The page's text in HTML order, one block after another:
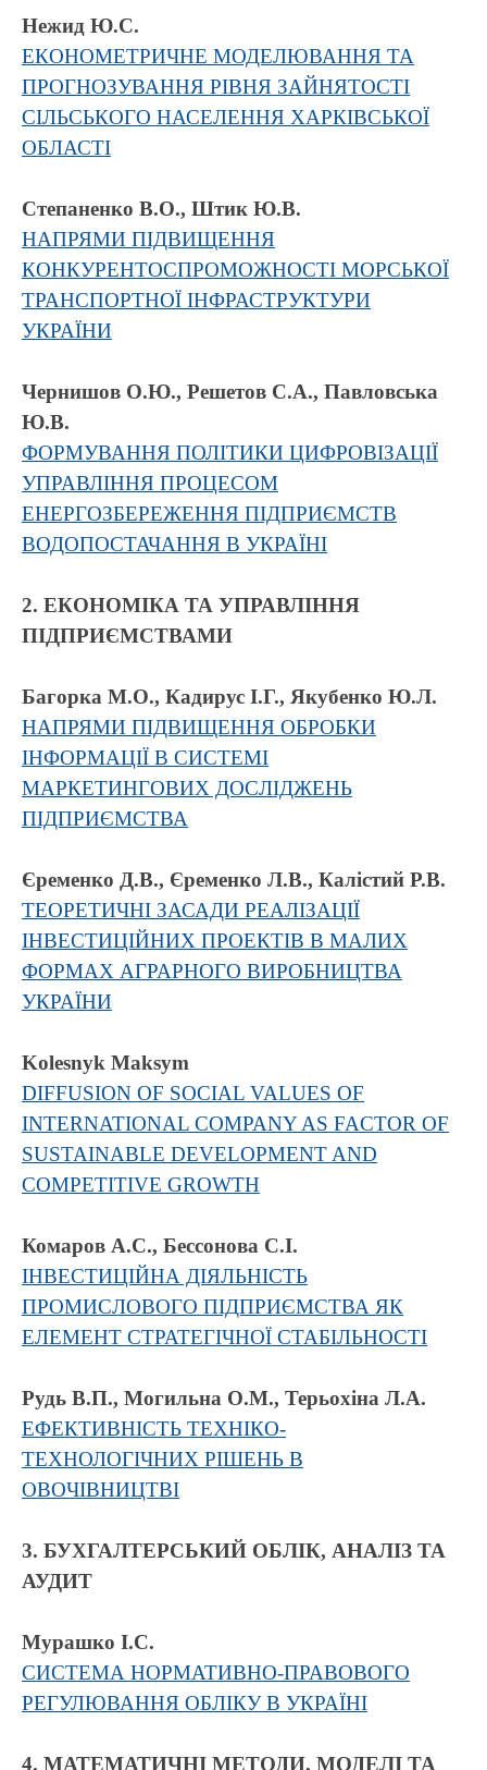
Нежид Ю.С.
ЕКОНОМЕТРИЧНЕ МОДЕЛЮВАННЯ ТА
ПРОГНОЗУВАННЯ РІВНЯ ЗАЙНЯТОСТІ
СІЛЬСЬКОГО НАСЕЛЕННЯ ХАРКІВСЬКОЇ
ОБЛАСТІ
Степаненко В.О., Штик Ю.В.
НАПРЯМИ ПІДВИЩЕННЯ
КОНКУРЕНТОСПРОМОЖНОСТІ МОРСЬКОЇ
ТРАНСПОРТНОЇ ІНФРАСТРУКТУРИ
УКРАЇНИ
Чернишов О.Ю., Решетов С.А., Павловська
Ю.В.
ФОРМУВАННЯ ПОЛІТИКИ ЦИФРОВІЗАЦІЇ
УПРАВЛІННЯ ПРОЦЕСОМ
ЕНЕРГОЗБЕРЕЖЕННЯ ПІДПРИЄМСТВ
ВОДОПОСТАЧАННЯ В УКРАЇНІ
2. ЕКОНОМІКА ТА УПРАВЛІННЯ
ПІДПРИЄМСТВАМИ
Багорка М.О., Кадирус І.Г., Якубенко Ю.Л.
НАПРЯМИ ПІДВИЩЕННЯ ОБРОБКИ
ІНФОРМАЦІЇ В СИСТЕМІ
МАРКЕТИНГОВИХ ДОСЛІДЖЕНЬ
ПІДПРИЄМСТВА
Єременко Д.В., Єременко Л.В., Калістий Р.В.
ТЕОРЕТИЧНІ ЗАСАДИ РЕАЛІЗАЦІЇ
ІНВЕСТИЦІЙНИХ ПРОЕКТІВ В МАЛИХ
ФОРМАХ АГРАРНОГО ВИРОБНИЦТВА
УКРАЇНИ
Kolesnyk Maksym
DIFFUSION OF SOCIAL VALUES OF
INTERNATIONAL COMPANY AS FACTOR OF
SUSTAINABLE DEVELOPMENT AND
COMPETITIVE GROWTH
Комаров А.С., Бессонова С.І.
ІНВЕСТИЦІЙНА ДІЯЛЬНІСТЬ
ПРОМИСЛОВОГО ПІДПРИЄМСТВА ЯК
ЕЛЕМЕНТ СТРАТЕГІЧНОЇ СТАБІЛЬНОСТІ
Рудь В.П., Могильна О.М., Терьохіна Л.А.
ЕФЕКТИВНІСТЬ ТЕХНІКО-
ТЕХНОЛОГІЧНИХ РІШЕНЬ В
ОВОЧІВНИЦТВІ
3. БУХГАЛТЕРСЬКИЙ ОБЛІК, АНАЛІЗ ТА
АУДИТ
Мурашко І.С.
СИСТЕМА НОРМАТИВНО-ПРАВОВОГО
РЕГУЛЮВАННЯ ОБЛІКУ В УКРАЇНІ
4. МАТЕМАТИЧНІ МЕТОДИ, МОДЕЛІ ТА